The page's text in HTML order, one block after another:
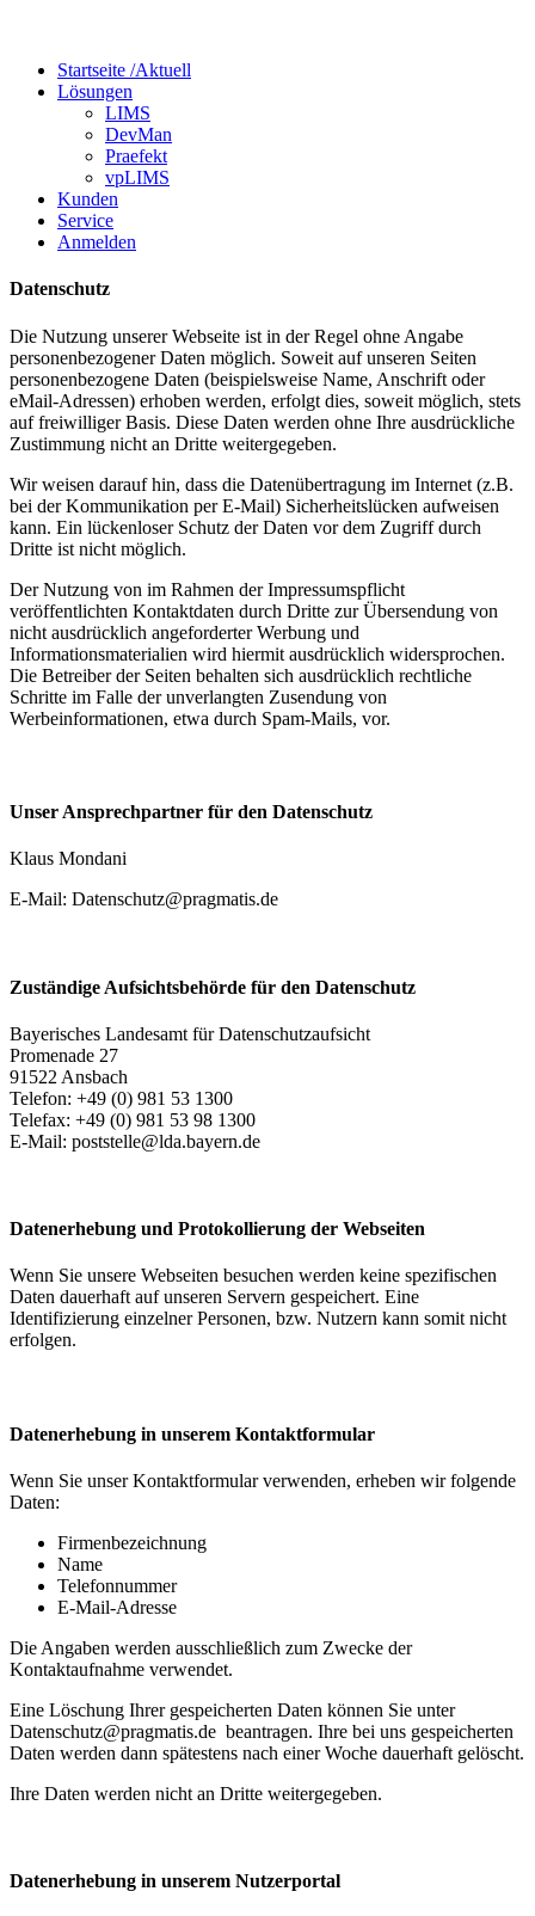
Startseite /Aktuell
Lösungen
LIMS
DevMan
Praefekt
vpLIMS
Kunden
Service
Anmelden
Datenschutz
Die Nutzung unserer Webseite ist in der Regel ohne Angabe
personenbezogener Daten möglich. Soweit auf unseren Seiten
personenbezogene Daten (beispielsweise Name, Anschrift oder
eMail-Adressen) erhoben werden, erfolgt dies, soweit möglich, stets
auf freiwilliger Basis. Diese Daten werden ohne Ihre ausdrückliche
Zustimmung nicht an Dritte weitergegeben.
Wir weisen darauf hin, dass die Datenübertragung im Internet (z.B.
bei der Kommunikation per E-Mail) Sicherheitslücken aufweisen
kann. Ein lückenloser Schutz der Daten vor dem Zugriff durch
Dritte ist nicht möglich.
Der Nutzung von im Rahmen der Impressumspflicht
veröffentlichten Kontaktdaten durch Dritte zur Übersendung von
nicht ausdrücklich angeforderter Werbung und
Informationsmaterialien wird hiermit ausdrücklich widersprochen.
Die Betreiber der Seiten behalten sich ausdrücklich rechtliche
Schritte im Falle der unverlangten Zusendung von
Werbeinformationen, etwa durch Spam-Mails, vor.
Unser Ansprechpartner für den Datenschutz
Klaus Mondani
E-Mail: Datenschutz@pragmatis.de
Zuständige Aufsichtsbehörde für den Datenschutz
Bayerisches Landesamt für Datenschutzaufsicht
Promenade 27
91522 Ansbach
Telefon: +49 (0) 981 53 1300
Telefax: +49 (0) 981 53 98 1300
E-Mail: poststelle@lda.bayern.de
Datenerhebung und Protokollierung der Webseiten
Wenn Sie unsere Webseiten besuchen werden keine spezifischen
Daten dauerhaft auf unseren Servern gespeichert. Eine
Identifizierung einzelner Personen, bzw. Nutzern kann somit nicht
erfolgen.
Datenerhebung in unserem Kontaktformular
Wenn Sie unser Kontaktformular verwenden, erheben wir folgende
Daten:
Firmenbezeichnung
Name
Telefonnummer
E-Mail-Adresse
Die Angaben werden ausschließlich zum Zwecke der
Kontaktaufnahme verwendet.
Eine Löschung Ihrer gespeicherten Daten können Sie unter
Datenschutz@pragmatis.de beantragen. Ihre bei uns gespeicherten
Daten werden dann spätestens nach einer Woche dauerhaft gelöscht.
Ihre Daten werden nicht an Dritte weitergegeben.
Datenerhebung in unserem Nutzerportal